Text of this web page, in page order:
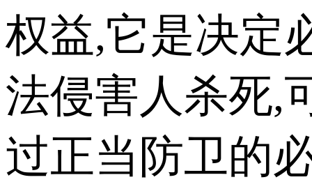
权益,它是决定
法侵害人杀死,
过正当防卫的